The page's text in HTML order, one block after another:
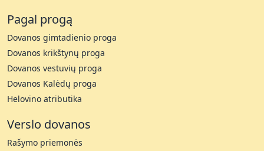
Pagal progą
Dovanos gimtadienio proga
Dovanos krikštynų proga
Dovanos vestuvių proga
Dovanos Kalėdų proga
Helovino atributika
Verslo dovanos
Rašymo priemonės